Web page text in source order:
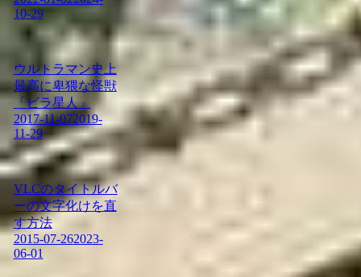
10-29
ウルトラマン史上
最高に卑猥な怪獣
「ビラ星人」
2017-11-072019-
11-29
VLCのタイトルバ
ーの文字化けを直
す方法
2015-07-262023-
06-01